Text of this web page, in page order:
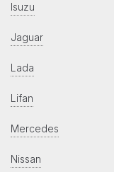
Isuzu
Jaguar
Lada
Lifan
Mercedes
Nissan